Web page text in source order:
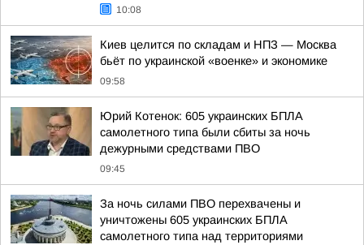
10:08
Киев целится по складам и НПЗ — Москва
бьёт по украинской «военке» и экономике
09:58
Юрий Котенок: 605 украинских БПЛА
самолетного типа были сбиты за ночь
дежурными средствами ПВО
09:45
За ночь силами ПВО перехвачены и
уничтожены 605 украинских БПЛА
самолетного типа над территориями